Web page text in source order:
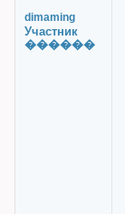
dimaming
Участник
������